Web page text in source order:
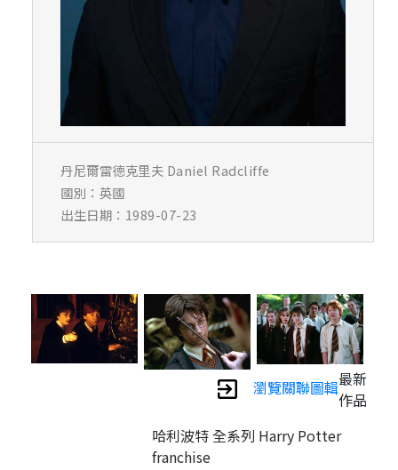
丹尼爾雷德克里夫 Daniel Radcliffe
國別：英國
出生日期：1989-07-23
瀏覽關聯圖輯最新
作品
哈利波特 全系列 Harry Potter
franchise